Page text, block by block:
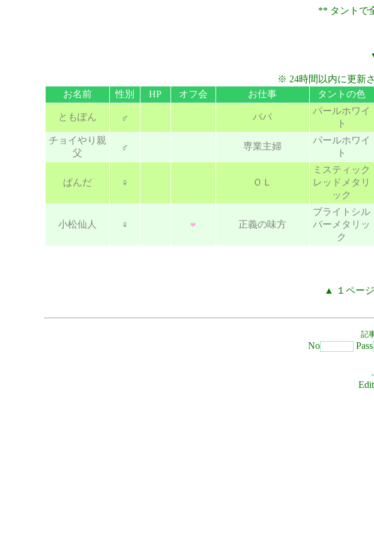
** タントで
※ 24時間以内に更新
お名前
性別 HP オフ会 お仕事 タントの色
ともぽん ♂ パパ
パールホワイ
ト
チョイやり親
父
♂ 専業主婦
パールホワイ
ト
ぱんだ ♀ ＯＬ
ミスティック
レッドメタリ
ック
小松仙人 ♀ 正義の味方
ブライトシル
バーメタリッ
ク
▲ １ペー
記
No Pass